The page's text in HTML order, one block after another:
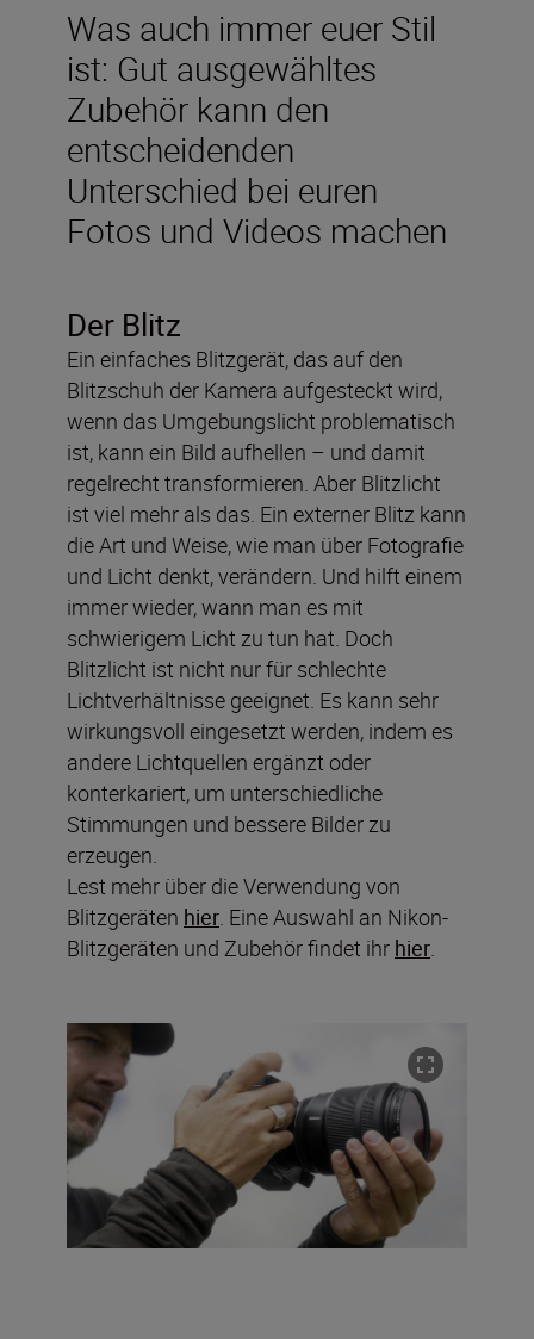
Was auch immer euer Stil
ist: Gut ausgewähltes
Zubehör kann den
entscheidenden
Unterschied bei euren
Fotos und Videos machen
Der Blitz
Ein einfaches Blitzgerät, das auf den
Blitzschuh der Kamera aufgesteckt wird,
wenn das Umgebungslicht problematisch
ist, kann ein Bild aufhellen – und damit
regelrecht transformieren. Aber Blitzlicht
ist viel mehr als das. Ein externer Blitz kann
die Art und Weise, wie man über Fotografie
und Licht denkt, verändern. Und hilft einem
immer wieder, wann man es mit
schwierigem Licht zu tun hat. Doch
Blitzlicht ist nicht nur für schlechte
Lichtverhältnisse geeignet. Es kann sehr
wirkungsvoll eingesetzt werden, indem es
andere Lichtquellen ergänzt oder
konterkariert, um unterschiedliche
Stimmungen und bessere Bilder zu
erzeugen.
Lest mehr über die Verwendung von
Blitzgeräten hier. Eine Auswahl an Nikon-
Blitzgeräten und Zubehör findet ihr hier.